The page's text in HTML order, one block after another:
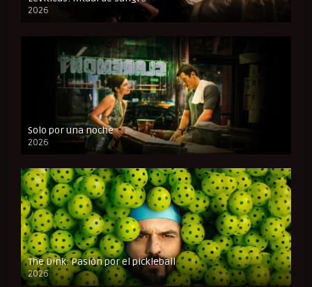
2026
FULL HD
Solo por una noche
2026
CAM
The Dink: Pasión por el pickleball
2026
FULL HD